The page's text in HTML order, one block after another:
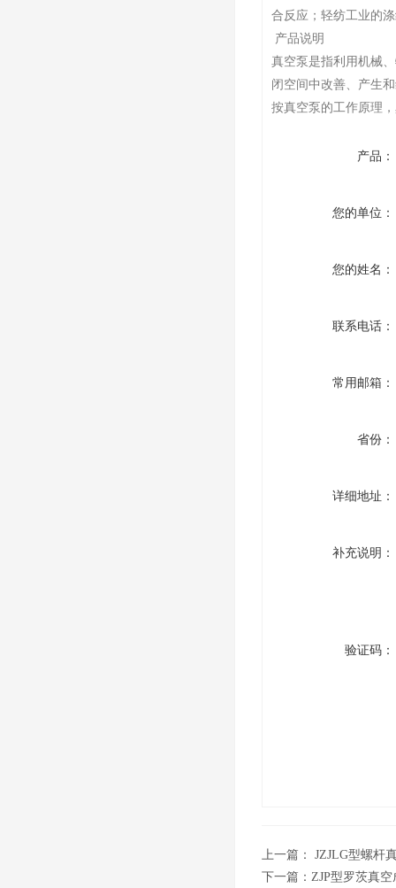
合反应；轻纺工业的
产品说明
真空泵是指利用机械
闭空间中改善、产生
按真空泵的工作原理
产品：
您的单位：
您的姓名：
联系电话：
常用邮箱：
省份：
详细地址：
补充说明：
验证码：
上一篇： JZJLG型螺杆
下一篇： ZJP型罗茨真